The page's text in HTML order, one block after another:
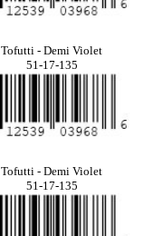
Tofutti - Demi Violet
51-17-135
Tofutti - Demi Violet
51-17-135